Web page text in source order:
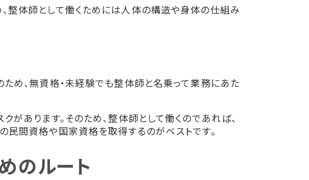
整体師として働くためには人体の構造や身体の仕組み
め、無資格・未経験でも整体師と名乗って業務にあた
があります。そのため、整体師として働くのであれば、
間資格や国家資格を取得するのがベストです。
のルート